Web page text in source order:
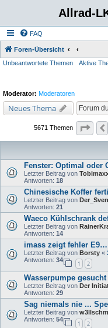
Allrad-
FAQ
Foren-Übersicht
Unbeantwortete Themen Aktive
Moderator: Moderatoren
Neues Thema
5671 Themen Seite
Fenster: Optimal oder
Letzter Beitrag von
Antworten: 18
Chinesische Koffer
Letzter Beitrag von Der_Sven
Antworten: 21
Waeco Kühlschrank
Letzter Beitrag von
Antworten: 14
imass zeigt fehler E9…
Letzter Beitrag von Borsty «
Antworten: 34
1 2
Wasserpumpe gesucht
Letzter Beitrag von Der
Antworten: 29
Sag niemals nie ...
Letzter Beitrag von
Antworten: 54
1 2